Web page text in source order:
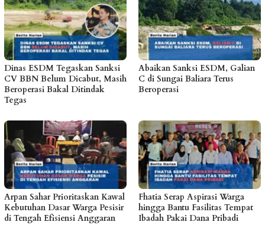
Dinas ESDM Tegaskan Sanksi
CV BBN Belum Dicabut, Masih
Beroperasi Bakal Ditindak
Tegas
Abaikan Sanksi ESDM, Galian
C di Sungai Baliara Terus
Beroperasi
Arpan Sahar Prioritaskan Kawal
Kebutuhan Dasar Warga Pesisir
di Tengah Efisiensi Anggaran
Fhatia Serap Aspirasi Warga
hingga Bantu Fasilitas Tempat
Ibadah Pakai Dana Pribadi